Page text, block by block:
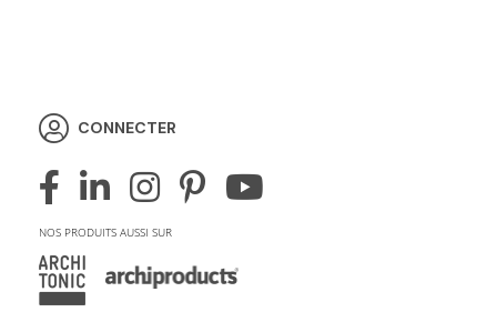
CONNECTER
NOS PRODUITS AUSSI SUR